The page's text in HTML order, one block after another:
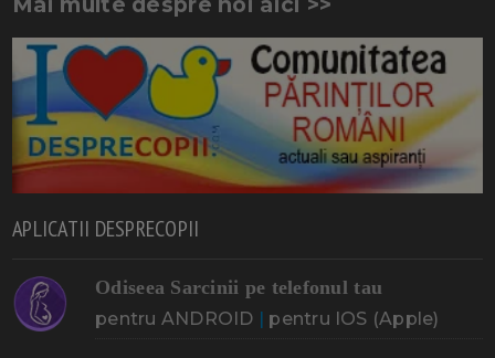
APLICATII DESPRECOPII
Odiseea Sarcinii pe telefonul tau
pentru ANDROID | pentru IOS (Apple)